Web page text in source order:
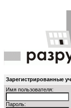
Зарегистрированные
Имя пользователя:
Пароль: